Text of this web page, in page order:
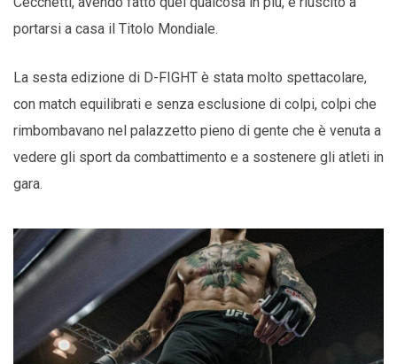
portarsi a casa il Titolo Mondiale.
La sesta edizione di D-FIGHT è stata molto spettacolare,
con match equilibrati e senza esclusione di colpi, colpi che
rimbombavano nel palazzetto pieno di gente che è venuta a
vedere gli sport da combattimento e a sostenere gli atleti in
gara.